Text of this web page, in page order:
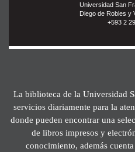
Universidad San
Diego de Robles y
+593 2
La biblioteca de la Universidad
servicios diariamente para la
donde pueden encontrar una
de libros impresos y
conocimiento, además